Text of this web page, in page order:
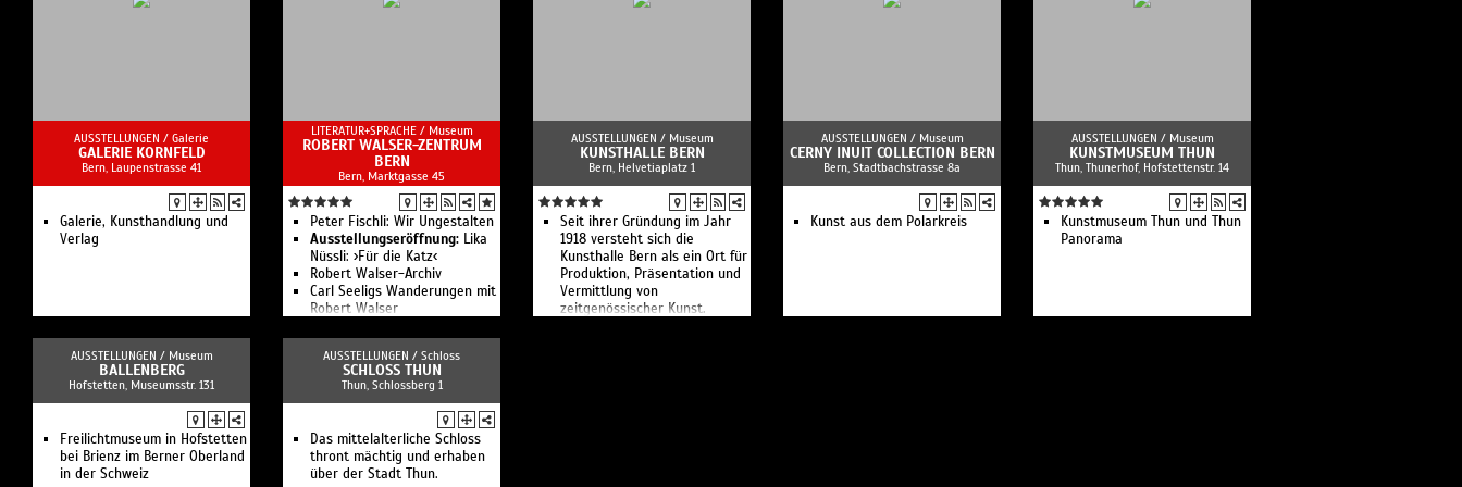
permanenten Angebot zur Auswahl, während wir je
nach Ausstellung gerne auch auf Ihre speziellen
Schwerpunkte und Bedürfnisse eingehen.
- Am Anfang war die Farbe
- Was geschieht denn da?
Tel. +41 32 322 24 64info@kulturvermittlung-
AUSSTELLUNGEN / Galerie
GALERIE KORNFELD
Bern, Laupenstrasse 41
Galerie, Kunsthandlung und
Verlag
LITERATUR+SPRACHE / Museum
ROBERT WALSER-ZENTRUM
BERN
Bern, Marktgasse 45
Peter Fischli: Wir Ungestalten
Ausstellungseröffnung: Lika
Nüssli: ›Für die Katz‹
Robert Walser-Archiv
Carl Seeligs Wanderungen mit
Robert Walser
Rosenkranz, 2022
AUSSTELLUNGEN / Museum
KUNSTHALLE BERN
Bern, Helvetiaplatz 1
Seit ihrer Gründung im Jahr
1918 versteht sich die
Kunsthalle Bern als ein Ort für
Produktion, Präsentation und
Vermittlung von
zeitgenössischer Kunst.
AUSSTELLUNGEN / Museum
CERNY INUIT COLLECTION BERN
Bern, Stadtbachstrasse 8a
Kunst aus dem Polarkreis
AUSSTELLUNGEN / Museum
KUNSTMUSEUM THUN
Thun, Thunerhof, Hofstettenstr. 14
Kunstmuseum Thun und Thun
Panorama
AUSSTELLUNGEN / Museum
BALLENBERG
Hofstetten, Museumsstr. 131
Freilichtmuseum in Hofstetten
bei Brienz im Berner Oberland
in der Schweiz
AUSSTELLUNGEN / Schloss
SCHLOSS THUN
Thun, Schlossberg 1
Das mittelalterliche Schloss
thront mächtig und erhaben
über der Stadt Thun.